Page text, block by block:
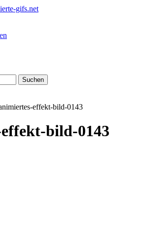
gifs.net
Suchen
effekt-bild-0143
bild-0143